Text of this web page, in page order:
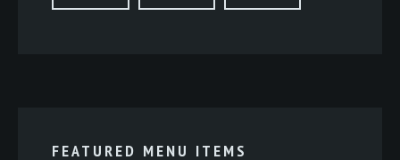
FEATURED MENU ITEMS